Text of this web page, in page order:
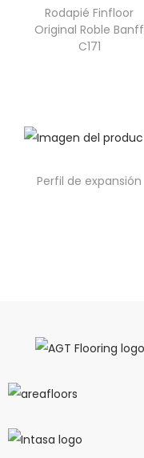
Rodapié Finfloor
Original Roble Banff
C171
Perfil de expansión